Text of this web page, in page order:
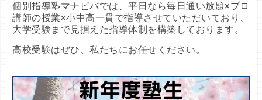
個別指導塾マナビバでは、平日なら毎日通い放題×プロ
講師の授業×小中高一貫で指導させていただいており、
大学受験まで見据えた指導体制を構築しております。
高校受験はぜひ、私たちにお任せください。